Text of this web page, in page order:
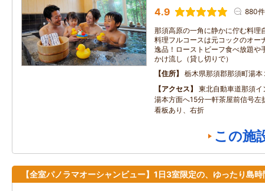
4.9 880件
那須高原の一角に静かに佇む料理
料理フルコースは元コックのオー
逸品！ローストビーフ食べ放題や
かけ流し（貸し切りで）
住所
栃木県那須郡那須町湯
アクセス
東北自動車道那須
湯本方面へ15分一軒茶屋前信号左
看板あり、右折
この施
【全室パノラマオーシャンビュー】1日3室限定の、ゆったり島時